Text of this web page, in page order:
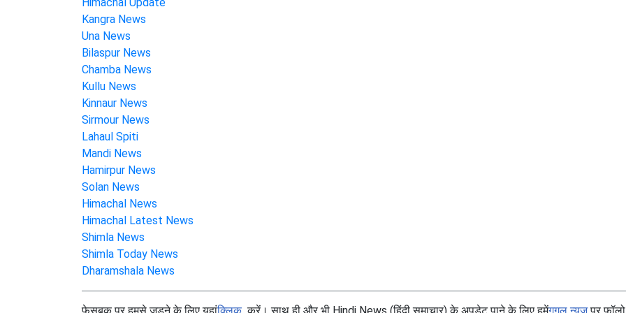
Kangra News
Una News
Bilaspur News
Chamba News
Kullu News
Kinnaur News
Sirmour News
Lahaul Spiti
Mandi News
Hamirpur News
Solan News
Himachal News
Himachal Latest News
Shimla News
Shimla Today News
Dharamshala News